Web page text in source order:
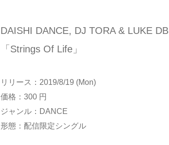
DAISHI DANCE, DJ TORA & LUKE DB
「Strings Of Life」
リリース：2019/8/19 (Mon)
価格：300 円
ジャンル：DANCE
形態：配信限定シングル